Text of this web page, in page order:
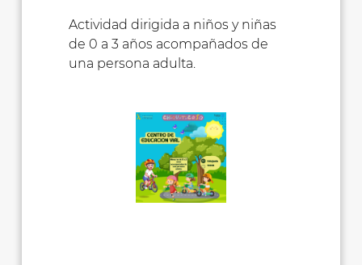
Actividad dirigida a niños y niñas
de 0 a 3 años acompañados de
una persona adulta.